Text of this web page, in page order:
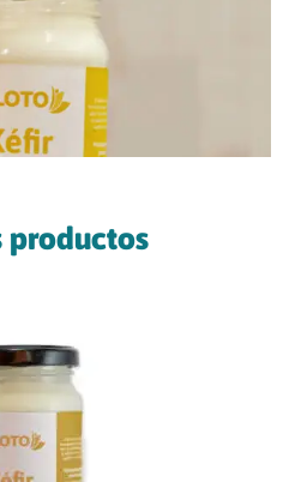
productos